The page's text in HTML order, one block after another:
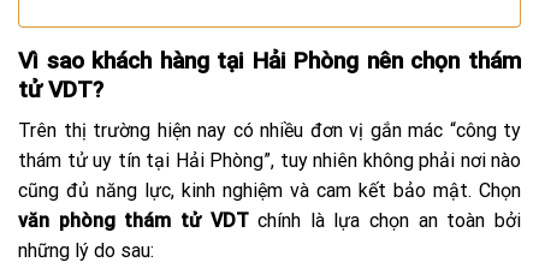
Vì sao khách hàng tại Hải Phòng nên chọn thám
tử VDT?
Trên thị trường hiện nay có nhiều đơn vị gắn mác “công ty
thám tử uy tín tại Hải Phòng”, tuy nhiên không phải nơi nào
cũng đủ năng lực, kinh nghiệm và cam kết bảo mật. Chọn
văn phòng thám tử VDTchính là lựa chọn an toàn bởi
những lý do sau: